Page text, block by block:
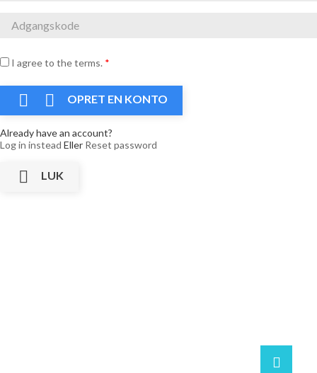
I agree to the terms. *
  OPRET EN KONTO
Already have an account?
Log in instead Eller Reset password
 LUK